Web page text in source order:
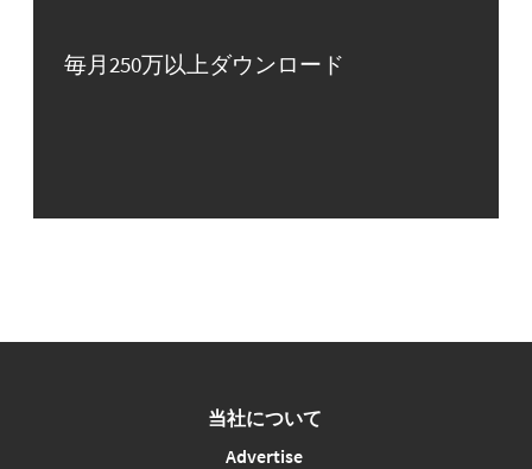
毎月250万以上ダウンロード
当社について
Advertise